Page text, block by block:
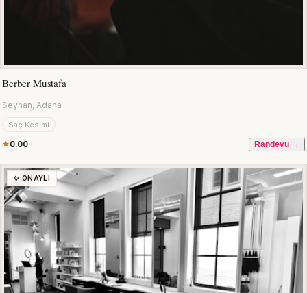
Berber Mustafa
Seyhan, Adana
Saç Kesimi
0.00 Randevu →
✨ ONAYLI